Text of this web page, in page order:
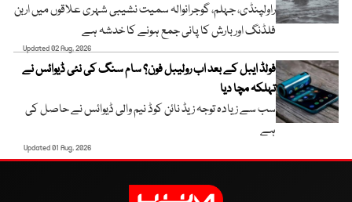
راولپنڈی، جہلم، گوجرانوالہ سمیت نشیبی شہری علاقوں میں اربن
فلڈنگ اور بارش کا پانی جمع ہونے کا خدشہ ہے
Updated 02 Aug, 2026
فولڈ ایبل کے بعد اب رولیبل فون؟ سام سنگ کی نئی ڈیوائس نے
تہلکہ مچا دیا
سب سے زیادہ توجہ زیڈ نائن کوڈ نیم والی ڈیوائس نے حاصل کی
ہے
Updated 01 Aug, 2026